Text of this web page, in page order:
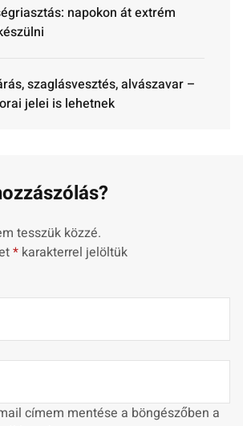
napokon át extrém
szaglásvesztés, alvászavar –
jelei is lehetnek
tesszük közzé.
* karakterrel jelöltük
címem mentése a böngészőben a